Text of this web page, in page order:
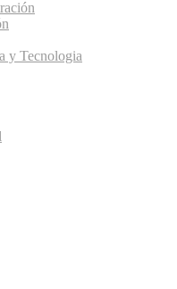
y Tecnologia